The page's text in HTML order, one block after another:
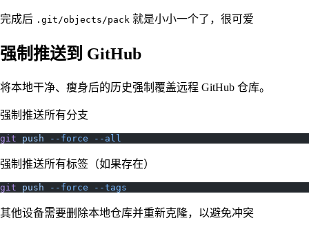
完成后 .git/objects/pack 就是小小一个了，很可爱
强制推送到 GitHub
将本地干净、瘦身后的历史强制覆盖远程 GitHub 仓库。
强制推送所有分支
git push --force --all
强制推送所有标签（如果存在）
git push --force --tags
其他设备需要删除本地仓库并重新克隆，以避免冲突